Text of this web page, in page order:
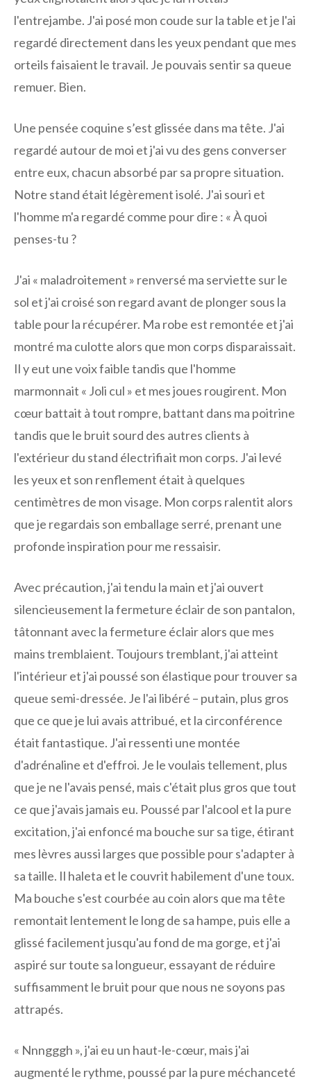
l'entrejambe. J'ai posé mon coude sur la table et je l'ai
regardé directement dans les yeux pendant que mes
orteils faisaient le travail. Je pouvais sentir sa queue
remuer. Bien.
Une pensée coquine s’est glissée dans ma tête. J'ai
regardé autour de moi et j'ai vu des gens converser
entre eux, chacun absorbé par sa propre situation.
Notre stand était légèrement isolé. J'ai souri et
l'homme m'a regardé comme pour dire : « À quoi
penses-tu ?
J'ai « maladroitement » renversé ma serviette sur le
sol et j'ai croisé son regard avant de plonger sous la
table pour la récupérer. Ma robe est remontée et j'ai
montré ma culotte alors que mon corps disparaissait.
Il y eut une voix faible tandis que l'homme
marmonnait « Joli cul » et mes joues rougirent. Mon
cœur battait à tout rompre, battant dans ma poitrine
tandis que le bruit sourd des autres clients à
l'extérieur du stand électrifiait mon corps. J'ai levé
les yeux et son renflement était à quelques
centimètres de mon visage. Mon corps ralentit alors
que je regardais son emballage serré, prenant une
profonde inspiration pour me ressaisir.
Avec précaution, j'ai tendu la main et j'ai ouvert
silencieusement la fermeture éclair de son pantalon,
tâtonnant avec la fermeture éclair alors que mes
mains tremblaient. Toujours tremblant, j'ai atteint
l'intérieur et j'ai poussé son élastique pour trouver sa
queue semi-dressée. Je l'ai libéré – putain, plus gros
que ce que je lui avais attribué, et la circonférence
était fantastique. J'ai ressenti une montée
d'adrénaline et d'effroi. Je le voulais tellement, plus
que je ne l'avais pensé, mais c'était plus gros que tout
ce que j'avais jamais eu. Poussé par l'alcool et la pure
excitation, j'ai enfoncé ma bouche sur sa tige, étirant
mes lèvres aussi larges que possible pour s'adapter à
sa taille. Il haleta et le couvrit habilement d'une toux.
Ma bouche s'est courbée au coin alors que ma tête
remontait lentement le long de sa hampe, puis elle a
glissé facilement jusqu'au fond de ma gorge, et j'ai
aspiré sur toute sa longueur, essayant de réduire
suffisamment le bruit pour que nous ne soyons pas
attrapés.
« Nnngggh », j'ai eu un haut-le-cœur, mais j'ai
augmenté le rythme, poussé par la pure méchanceté